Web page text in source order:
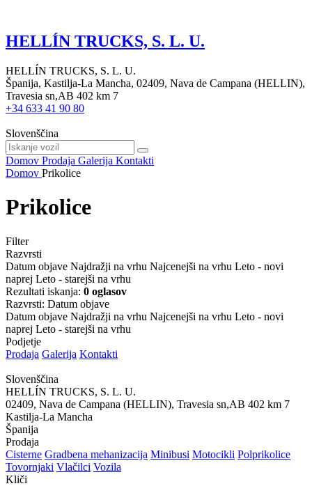
HELLÍN TRUCKS, S. L. U.
HELLÍN TRUCKS, S. L. U.
Španija, Kastilja-La Mancha, 02409, Nava de Campana (HELLIN),
Travesia sn,AB 402 km 7
+34 633 41 90 80
Slovenščina
Domov Prodaja Galerija Kontakti
Domov Prikolice
Prikolice
Filter
Razvrsti
Datum objave Najdražji na vrhu Najcenejši na vrhu Leto - novi
naprej Leto - starejši na vrhu
Rezultati iskanja: 0 oglasov
Razvrsti: Datum objave
Datum objave Najdražji na vrhu Najcenejši na vrhu Leto - novi
naprej Leto - starejši na vrhu
Podjetje
Prodaja Galerija Kontakti
Slovenščina
HELLÍN TRUCKS, S. L. U.
02409, Nava de Campana (HELLIN), Travesia sn,AB 402 km 7
Kastilja-La Mancha
Španija
Prodaja
Cisterne Gradbena mehanizacija Minibusi Motocikli Polprikolice
Tovornjaki Vlačilci Vozila
Kliči